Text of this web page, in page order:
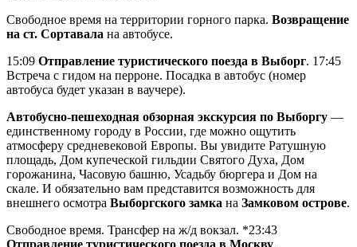
Свободное время на территории горного парка. Возвращение
на ст. Сортавала на автобусе.
15:09 Отправление туристического поезда в Выборг. 17:45
Встреча с гидом на перроне. Посадка в автобус (номер
автобуса будет указан в ваучере).
Автобусно-пешеходная обзорная экскурсия по Выборгу —
единственному городу в России, где можно ощутить
атмосферу средневековой Европы. Вы увидите Ратушную
площадь, Дом купеческой гильдии Святого Духа, Дом
горожанина, Часовую башню, Усадьбу бюргера и Дом на
скале. И обязательно вам представится возможность для
внешнего осмотра Выборгского замка на Замковом острове.
Свободное время. Трансфер на ж/д вокзал. *23:43
Отправление туристического поезда в Москву.